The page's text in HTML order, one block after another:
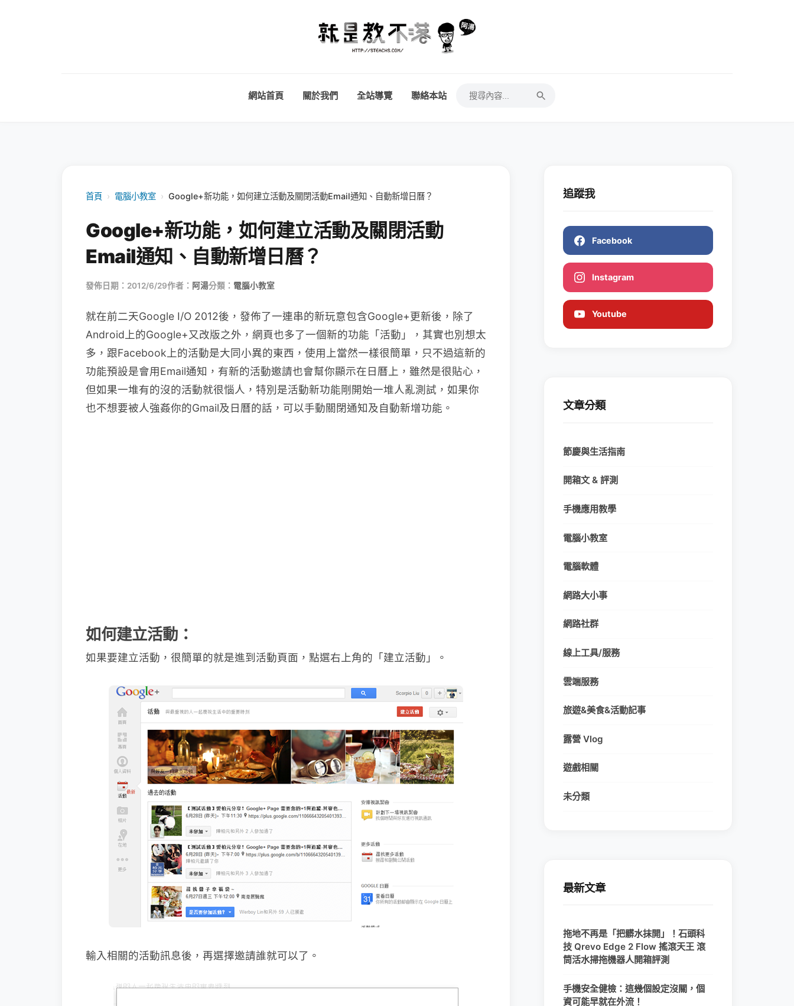
網站首頁 關於我們 全站導覽 聯絡本站
首頁 › 電腦小教室 › Google+新功能，如何建立活動及關閉活動Email通知、自動新增日曆？
Google+新功能，如何建立活動及關閉活動
Email通知、自動新增日曆？
發佈日期：2012/6/29作者： 阿湯分類： 電腦小教室
就在前二天Google I/O 2012後，發佈了一連串的新玩意包含Google+更新後，除了
Android上的Google+又改版之外，網頁也多了一個新的功能「活動」，其實也別想太
多，跟Facebook上的活動是大同小異的東西，使用上當然一樣很簡單，只不過這新的
功能預設是會用Email通知，有新的活動邀請也會幫你顯示在日曆上，雖然是很貼心，
但如果一堆有的沒的活動就很惱人，特別是活動新功能剛開始一堆人亂測試，如果你
也不想要被人強姦你的Gmail及日曆的話，可以手動關閉通知及自動新增功能。
如何建立活動：
如果要建立活動，很簡單的就是進到活動頁面，點選右上角的「建立活動」。
輸入相關的活動訊息後，再選擇邀請誰就可以了。
追蹤我
Facebook
Instagram
Youtube
文章分類
節慶與生活指南
開箱文 & 評測
手機應用教學
電腦小教室
電腦軟體
網路大小事
網路社群
線上工具/服務
雲端服務
旅遊&美食&活動記事
露營 Vlog
遊戲相關
未分類
最新文章
拖地不再是「把髒水抹開」！石頭科
技 Qrevo Edge 2 Flow 搖滾天王 滾
筒活水掃拖機器人開箱評測
手機安全健檢：這幾個設定沒關，個
資可能早就在外流！